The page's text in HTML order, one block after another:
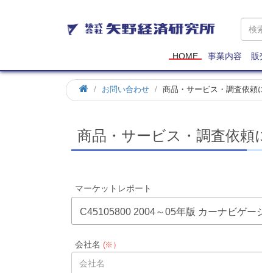
矢
野
研
究
所
HOME 事業内容 販
お問い合わせ 商品・サービス・調査依頼
商品・サービス・調査依頼
マーケットレポート
C45105800 2004～05年版 カーナビゲー
会社名 (※）